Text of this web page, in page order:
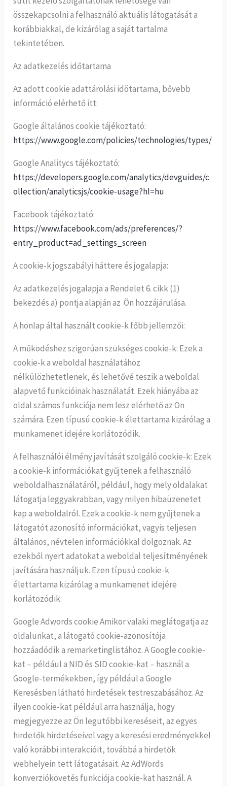
összekapcsolni a felhasználó aktuális látogatását a
korábbiakkal, de kizárólag a saját tartalma
tekintetében.
Az adatkezelés időtartama
Az adott cookie adattárolási idötartama, bővebb
információ elérhető itt:
Google általános cookie tájékoztató:
https://www.google.com/policies/technologies/types/
Google Analitycs tájékoztató:
https://developers.google.com/analytics/devguides/c
ollection/analyticsjs/cookie-usage?hl=hu
Facebook tájékoztató:
https://www.facebook.com/ads/preferences/?
entry_product=ad_settings_screen
A cookie-k jogszabályi háttere és jogalapja:
Az adatkezelés jogalapja a Rendelet 6. cikk (1)
bekezdés a) pontja alapján az Ön hozzájárulása.
A honlap által használt cookie-k főbb jellemzői:
A működéshez szigorúan szükséges cookie-k: Ezek a
cookie-k a weboldal használatához
nélkülözhetetlenek, és lehetővé teszik a weboldal
alapvető funkcióinak használatát. Ezek hiányába az
oldal számos funkciója nem lesz elérhető az Ön
számára. Ezen típusú cookie-k élettartama kizárólag a
munkamenet idejére korlátozódik.
A felhasználói élmény javítását szolgáló cookie-k: Ezek
a cookie-k információkat gyűjtenek a felhasználó
weboldalhasználatáról, például, hogy mely oldalakat
látogatja leggyakrabban, vagy milyen hibaüzenetet
kap a weboldalról. Ezek a cookie-k nem gyűjtenek a
látogatót azonosító információkat, vagyis teljesen
általános, névtelen információkkal dolgoznak. Az
ezekből nyert adatokat a weboldal teljesítményének
javítására használjuk. Ezen típusú cookie-k
élettartama kizárólag a munkamenet idejére
korlátozódik.
Google Adwords cookie Amikor valaki meglátogatja az
oldalunkat, a látogató cookie-azonosítója
hozzáadódik a remarketinglistához. A Google cookie-
kat – például a NID és SID cookie-kat – használ a
Google-termékekben, így például a Google
Keresésben látható hirdetések testreszabásához. Az
ilyen cookie-kat például arra használja, hogy
megjegyezze az Ön legutóbbi kereséseit, az egyes
hirdetők hirdetéseivel vagy a keresési eredményekkel
való korábbi interakcióit, továbbá a hirdetők
webhelyein tett látogatásait. Az AdWords
konverziókövetés funkciója cookie-kat használ. A